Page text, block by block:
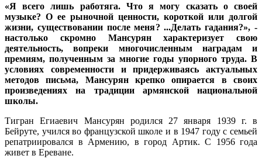
«Я всего лишь работяга. Что я могу сказать о своей
музыке? О ее рыночной ценности, короткой или долгой
жизни, существовании после меня? ...Делать гадания?», -
настолько скромно Мансурян характеризует свою
деятельность, вопреки многочисленным наградам и
премиям, полученным за многие годы упорного труда. В
условиях современности и придерживаясь актуальных
методов письма, Мансурян крепко опирается в своих
произведениях на традиции армянской национальной
школы.
Тигран Егиаевич Мансурян родился 27 января 1939 г. в
Бейруте, учился во французской школе и в 1947 году с семьей
репатриировался в Армению, в город Артик. С 1956 года
живет в Ереване.